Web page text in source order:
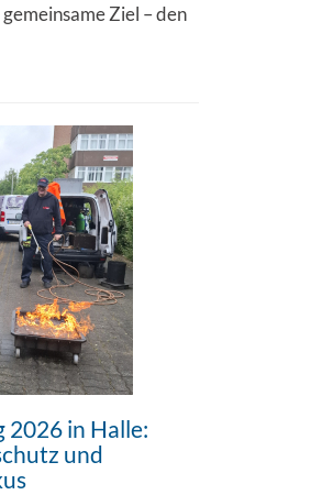
Ziel – den
in Halle:
und